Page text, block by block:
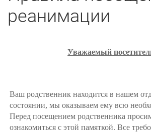
реанимации
Уважаемый
Ваш родственник находится в нашем
состоянии, мы оказываем ему всю
Перед посещением родственника
ознакомиться с этой памяткой. Все